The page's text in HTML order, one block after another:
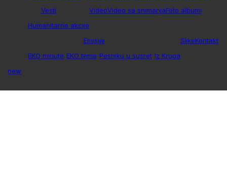
Vesti
Humanitarne akcije
VideoVideo sa snimanjaFoto albumi
Emisije
EKO minute EKO teme Pesniku u susret Iz Kruga
SlikeKontakt
new